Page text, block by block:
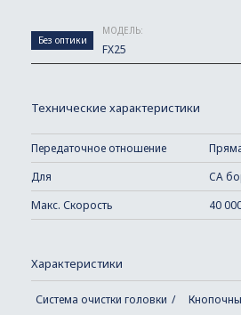
Без оптики
МОДЕЛЬ:
FX25
Технические характеристики
Передаточное отношение
Для
CA
Макс. Скорость
40
Характеристики
Система очистки головки